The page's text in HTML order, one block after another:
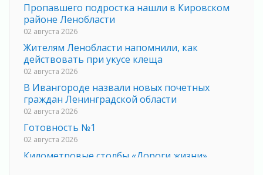
Пропавшего подростка нашли в Кировском
районе Ленобласти
02 августа 2026
Жителям Ленобласти напомнили, как
действовать при укусе клеща
02 августа 2026
В Ивангороде назвали новых почетных
граждан Ленинградской области
02 августа 2026
Готовность №1
02 августа 2026
Километровые столбы «Дороги жизни»